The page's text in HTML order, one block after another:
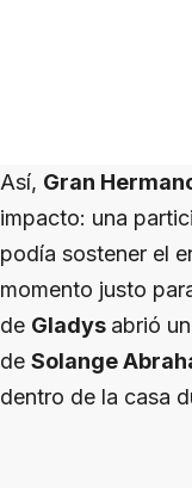
Así, Gran
impacto: una
podía sostener el
momento justo
de Gladys abrió
de Solange
dentro de la casa